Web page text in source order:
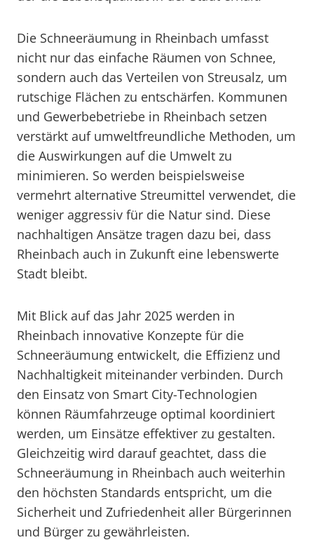
Die Schneeräumung in Rheinbach umfasst
nicht nur das einfache Räumen von Schnee,
sondern auch das Verteilen von Streusalz, um
rutschige Flächen zu entschärfen. Kommunen
und Gewerbebetriebe in Rheinbach setzen
verstärkt auf umweltfreundliche Methoden, um
die Auswirkungen auf die Umwelt zu
minimieren. So werden beispielsweise
vermehrt alternative Streumittel verwendet, die
weniger aggressiv für die Natur sind. Diese
nachhaltigen Ansätze tragen dazu bei, dass
Rheinbach auch in Zukunft eine lebenswerte
Stadt bleibt.
Mit Blick auf das Jahr 2025 werden in
Rheinbach innovative Konzepte für die
Schneeräumung entwickelt, die Effizienz und
Nachhaltigkeit miteinander verbinden. Durch
den Einsatz von Smart City-Technologien
können Räumfahrzeuge optimal koordiniert
werden, um Einsätze effektiver zu gestalten.
Gleichzeitig wird darauf geachtet, dass die
Schneeräumung in Rheinbach auch weiterhin
den höchsten Standards entspricht, um die
Sicherheit und Zufriedenheit aller Bürgerinnen
und Bürger zu gewährleisten.